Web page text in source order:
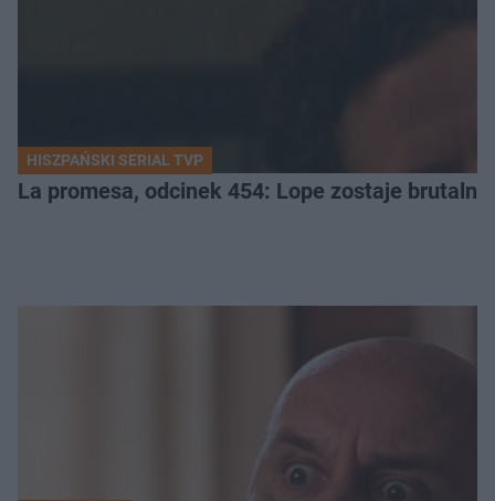
HISZPAŃSKI SERIAL TVP
La promesa, odcinek 454: Lope zostaje